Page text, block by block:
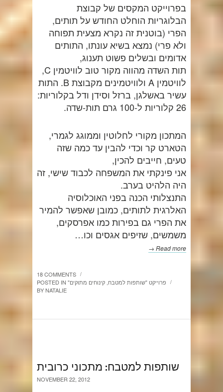
בפרוייקט המקסים של קבוצת
הבלוגריות הוחלט החודש על תותים,
הפרי (בוטנית זה נקרא מצעית תפוחה
ולא פרי) נמצא בשיא עונתו, התותים
אדומים ובשלים פשוט תענוג,
תות השדה מהווה מקור טוב לוויטמין C,
לוויטמין A ולוויטמינים מקבוצת B. התות
עשיר באשלגן, ברזל וסידן ודל בקלוריות:
26 קלוריות ל-100 גרם תות-שדה.
המתכון מקורי לחלוטין וממוגג לגמרי,
הטארט קר וכדי להבין עד כמה שזה
טעים, חייבים להכין,
אני פינקתי את המשפחה לכבוד שישי, זה
היה הלהיט בערב.
התנצלותי הכנה בפני האוכלוסיה
האלרגית לתותים, כמובן שאפשר להמיר
את הפרי גם בפירות כמו אפרסקים,
משמשים, שזיפים אגסים וכו…
Read more →
18 COMMENTS /
POSTED IN "פרוייקט "שותפות למטבח קינוחים מתוקים /
BYNATALIE
שותפות למטבח: מתכוני כרובית
NOVEMBER 22, 2012